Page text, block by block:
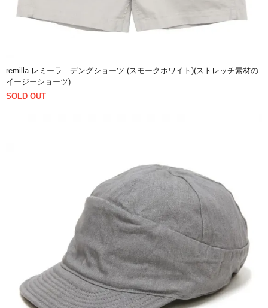
remilla レミーラ｜デングショーツ (スモークホワイト)(ストレッチ素材の
イージーショーツ)
SOLD OUT